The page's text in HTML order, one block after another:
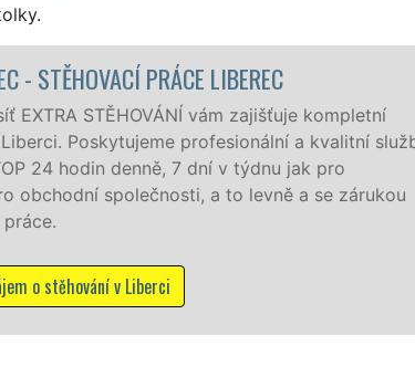
STĚHOVACÍ SLUŽBA
Poskytujeme
speciální
domácnostem i
franchisové sítě